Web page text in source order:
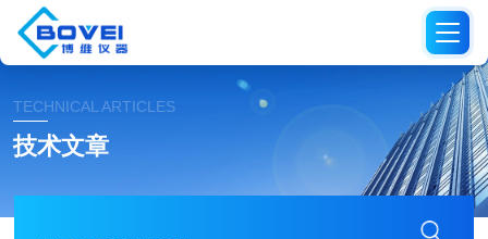
TECHNICAL ARTICLES
技术文章